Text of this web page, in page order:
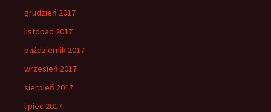
grudzień 2017
listopad 2017
październik 2017
wrzesień 2017
sierpień 2017
lipiec 2017